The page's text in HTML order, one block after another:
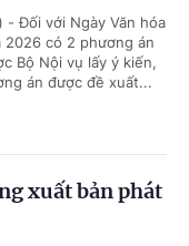
- Đối với Ngày Văn hóa
2026 có 2 phương án
Bộ Nội vụ lấy ý kiến,
án được đề xuất...
xuất bản phát